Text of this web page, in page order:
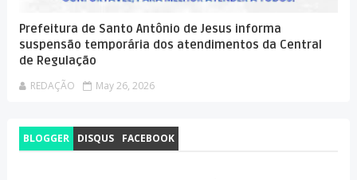
Prefeitura de Santo Antônio de Jesus informa
suspensão temporária dos atendimentos da Central
de Regulação
REDAÇÃO May 26, 2026
BLOGGER DISQUS FACEBOOK